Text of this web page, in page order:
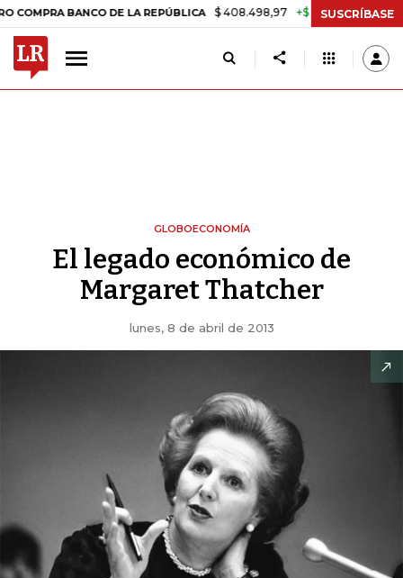
BANCO DE LA REPÚBLICA $ 408.498,97 +$ 8.753,81 +2,19% TASA
SUSCRÍBASE
GLOBOECONOMÍA
El legado económico de
Margaret Thatcher
lunes, 8 de abril de 2013